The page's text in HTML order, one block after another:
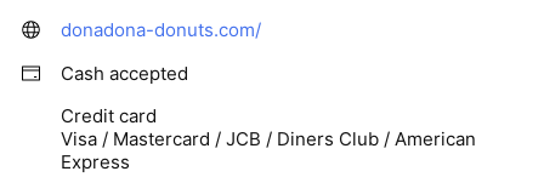
donadona-donuts.com/
Cash accepted
Credit card
Visa / Mastercard / JCB / Diners Club / American
Express